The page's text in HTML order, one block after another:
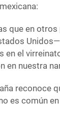
que en
el
nuestra
reconoce
es común